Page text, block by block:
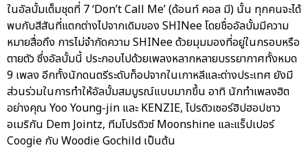
ในอัลบั้มเต็มชุดที่ 7 ‘Don’t Call Me’ (ด้อนท์ คอล มี) นั้น ทุกคนจะได้
พบกับสีสันที่แตกต่างไปจากเดิมของ SHINee โดยชื่ออัลบั้มมีความ
หมายสื่อถึง การไม่จำกัดความ SHINee ด้วยมุมมองที่อยู่ในกรอบหรือ
ตายตัว ซึ่งอัลบั้มนี้ ประกอบไปด้วยเพลงหลากหลายบรรยากาศทั้งหมด
9 เพลง อีกทั้งนักดนตรีระดับท็อปจากในเกาหลีและต่างประเทศ ยังมี
ส่วนร่วมในการทำให้อัลบั้มสมบูรณ์แบบมากขึ้น อาทิ นักทำเพลงฮิต
อย่างคุณ Yoo Young-jin และ KENZIE, โปรดิวเซอร์ฮิปฮอปชาว
อเมริกัน Dem Jointz, ทีมโปรดิวซ์ Moonshine และแร็ปเปอร์
Coogie กับ Woodie Gochild เป็นต้น